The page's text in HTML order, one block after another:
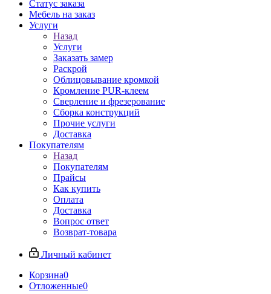
Статус заказа
Мебель на заказ
Услуги
Назад
Услуги
Заказать замер
Раскрой
Облицовывание кромкой
Кромление PUR-клеем
Сверление и фрезерование
Сборка конструкций
Прочие услуги
Доставка
Покупателям
Назад
Покупателям
Прайсы
Как купить
Оплата
Доставка
Вопрос ответ
Возврат-товара
Личный кабинет
Корзина0
Отложенные0